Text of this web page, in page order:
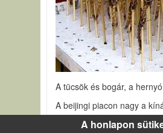
A tücsök és bogár, a
A beijingi piacon nagy a
különféle pondrók.
A honlapon